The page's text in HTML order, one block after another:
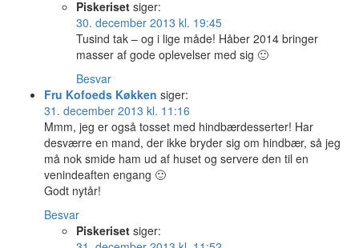
Piskeriset siger:
30. december 2013 kl. 19:45
Tusind tak – og i lige måde! Håber 2014 bringer
masser af gode oplevelser med sig 🙂
Besvar
Fru Kofoeds Køkken siger:
31. december 2013 kl. 11:16
Mmm, jeg er også tosset med hindbærdesserter! Har
desværre en mand, der ikke bryder sig om hindbær, så jeg
må nok smide ham ud af huset og servere den til en
venindeaften engang 🙂
Godt nytår!
Besvar
Piskeriset siger: